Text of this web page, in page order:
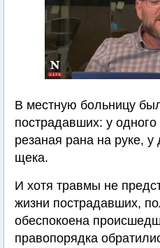
В местную больницу
пострадавших: у
резаная рана на руке, у
щека.
И хотя травмы не
жизни пострадавших,
обеспокоена
правопорядка